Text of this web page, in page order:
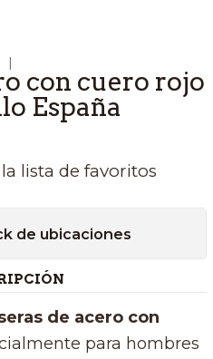
|
con cuero rojo
España
lista de favoritos
de ubicaciones
de acero con
para hombres